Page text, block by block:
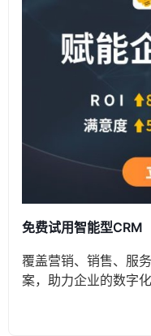
免费试用智能型CRM
覆盖营销、销售、服
案，助力企业的数字化